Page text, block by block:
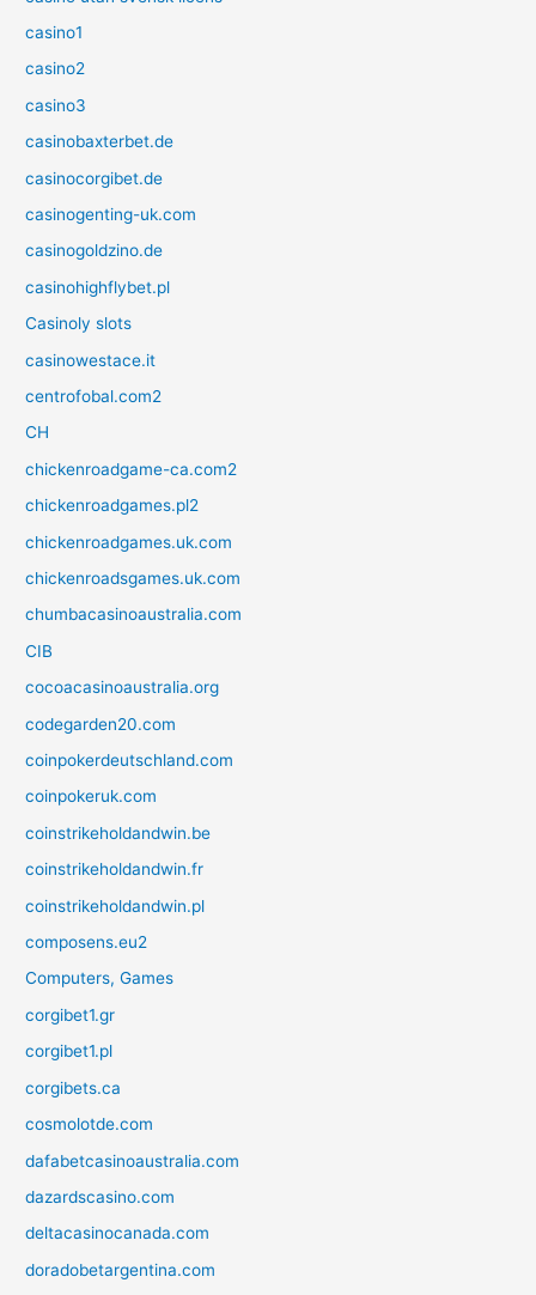
casino1
casino2
casino3
casinobaxterbet.de
casinocorgibet.de
casinogenting-uk.com
casinogoldzino.de
casinohighflybet.pl
Casinoly slots
casinowestace.it
centrofobal.com2
CH
chickenroadgame-ca.com2
chickenroadgames.pl2
chickenroadgames.uk.com
chickenroadsgames.uk.com
chumbacasinoaustralia.com
CIB
cocoacasinoaustralia.org
codegarden20.com
coinpokerdeutschland.com
coinpokeruk.com
coinstrikeholdandwin.be
coinstrikeholdandwin.fr
coinstrikeholdandwin.pl
composens.eu2
Computers, Games
corgibet1.gr
corgibet1.pl
corgibets.ca
cosmolotde.com
dafabetcasinoaustralia.com
dazardscasino.com
deltacasinocanada.com
doradobetargentina.com